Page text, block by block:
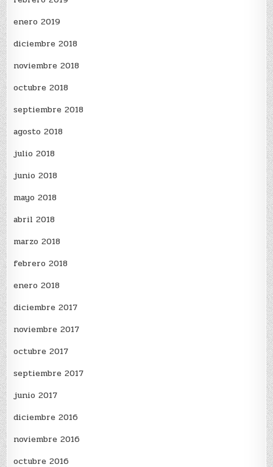
enero 2019
diciembre 2018
noviembre 2018
octubre 2018
septiembre 2018
agosto 2018
julio 2018
junio 2018
mayo 2018
abril 2018
marzo 2018
febrero 2018
enero 2018
diciembre 2017
noviembre 2017
octubre 2017
septiembre 2017
junio 2017
diciembre 2016
noviembre 2016
octubre 2016